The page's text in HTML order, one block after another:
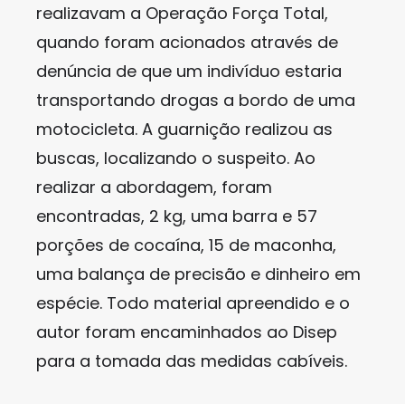
realizavam a Operação Força Total,
quando foram acionados através de
denúncia de que um indivíduo estaria
transportando drogas a bordo de uma
motocicleta. A guarnição realizou as
buscas, localizando o suspeito. Ao
realizar a abordagem, foram
encontradas, 2 kg, uma barra e 57
porções de cocaína, 15 de maconha,
uma balança de precisão e dinheiro em
espécie. Todo material apreendido e o
autor foram encaminhados ao Disep
para a tomada das medidas cabíveis.